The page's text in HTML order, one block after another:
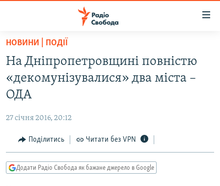
Перейти
основного
матеріалу
Перейти
до
основної
Перейти
до
пошуку
ВСЕ ЗА ДОБУ
СТАТТІ
ЕКОНОМІКА
СУСПІЛЬСТВО
РОСІЙСЬКА «ФІЛЬТРАЦІЯ»
ДОНБАС.РЕАЛІЇ
ТИ ЯК?
НОВИНИ | ПОДІЇ
На Дніпропетровщині повністю
«декомунізувалися» два міста –
ОДА
27 січня 2016, 20:12
Поділитись Читати без VPN
Додати Радіо Свобода як бажане джерело в Google